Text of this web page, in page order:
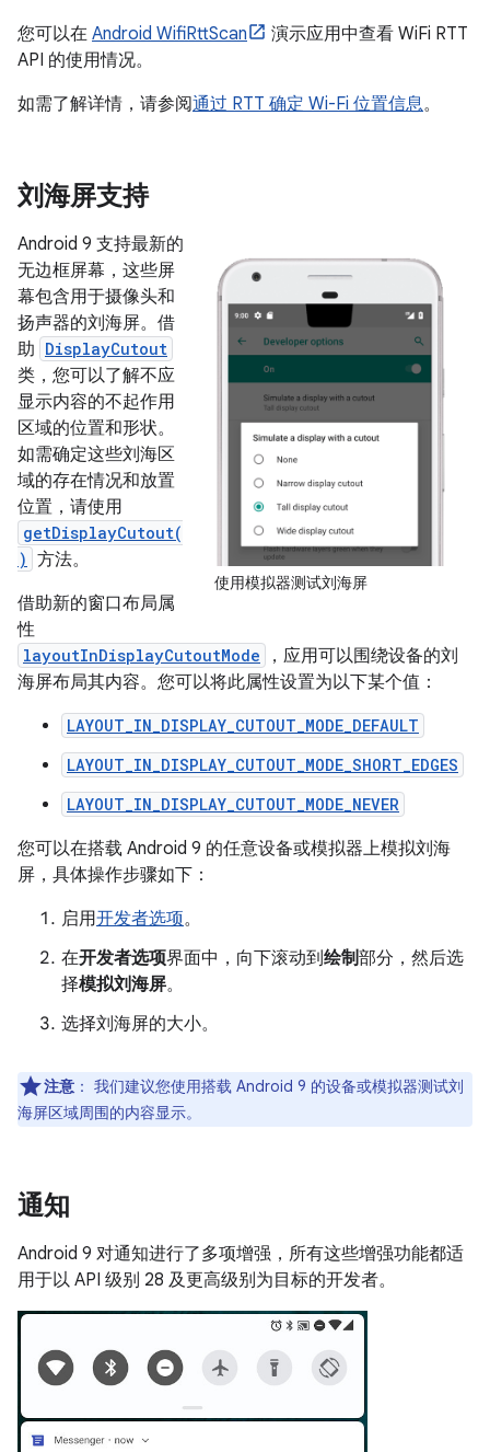
您可以在 Android WifiRttScan
演示应用中查看 WiFi RTT
API 的使用情况。
如需了解详情，请参阅通过 RTT 确定 Wi-Fi 位置信息。
刘海屏支持
使用模拟器测试刘海屏
Android 9 支持最新的
无边框屏幕，这些屏
幕包含用于摄像头和
扬声器的刘海屏。借
助 DisplayCutout
类，您可以了解不应
显示内容的不起作用
区域的位置和形状。
如需确定这些刘海区
域的存在情况和放置
位置，请使用
getDisplayCutout(
) 方法。
借助新的窗口布局属
性
layoutInDisplayCutoutMode
，应用可以围绕设备的刘
海屏布局其内容。您可以将此属性设置为以下某个值：
LAYOUT_IN_DISPLAY_CUTOUT_MODE_DEFAULT
LAYOUT_IN_DISPLAY_CUTOUT_MODE_SHORT_EDGES
LAYOUT_IN_DISPLAY_CUTOUT_MODE_NEVER
您可以在搭载 Android 9 的任意设备或模拟器上模拟刘海
屏，具体操作步骤如下：
启用开发者选项。
在开发者选项界面中，向下滚动到绘制部分，然后选
择模拟刘海屏。
选择刘海屏的大小。
注意 ： 我们建议您使用搭载 Android 9 的设备或模拟器测试刘
海屏区域周围的内容显示。
通知
Android 9 对通知进行了多项增强，所有这些增强功能都适
用于以 API 级别 28 及更高级别为目标的开发者。